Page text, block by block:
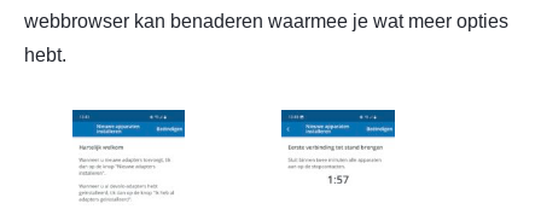
webbrowser kan benaderen waarmee je wat meer opties
hebt.